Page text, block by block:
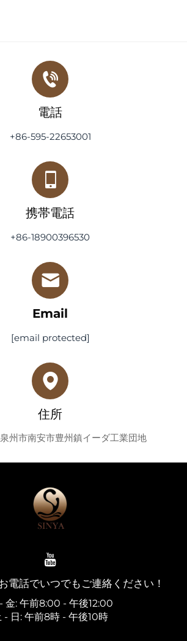
電話
+86-595-22653001
携帯電話
+86-18900396530
Email
[email protected]
住所
州市南安市豊州鎮イーダ工業団地
電話でいつでもご連絡ください！
金: 午前8:00 - 午後12:00
- 日: 午前8時 - 午後10時